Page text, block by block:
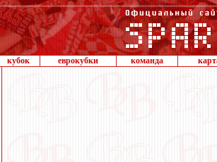
кубок еврокубки команда